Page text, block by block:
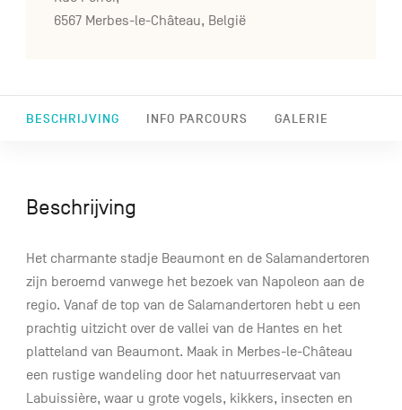
BESCHRIJVING INFO PARCOURS GALERIE
6567 Merbes-le-Château, België
Beschrijving
Het charmante stadje Beaumont en de Salamandertoren
zijn beroemd vanwege het bezoek van Napoleon aan de
regio. Vanaf de top van de Salamandertoren hebt u een
prachtig uitzicht over de vallei van de Hantes en het
platteland van Beaumont. Maak in Merbes-le-Château
een rustige wandeling door het natuurreservaat van
Labuissière, waar u grote vogels, kikkers, insecten en